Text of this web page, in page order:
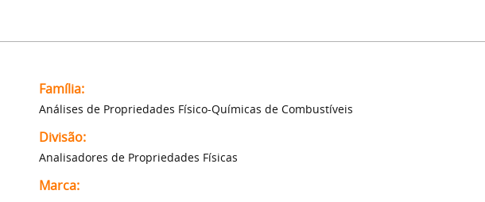
Família:
Análises de Propriedades Físico-Químicas de Combustíveis
Divisão:
Analisadores de Propriedades Físicas
Marca: